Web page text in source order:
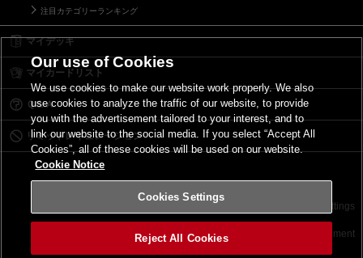
注目カテゴリーランキング
マイデッキ
マイカードリスト
Ｑ＆Ａ
リミットレギュレーション
サイトポリシー Cookies Settings
©2026 Konami Digital Entertainment
Our use of Cookies
We use cookies to make our website work properly. We also
use cookies to analyze the traffic of our website, to provide
you with the advertisement tailored to your interest, and to
link our website to the social media. If you select “Accept All
Cookies”, all of these cookies will be used on our website.
Cookie Notice
Cookies Settings
Reject All Cookies